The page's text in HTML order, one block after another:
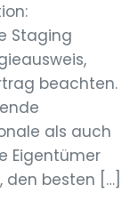
Staging
beachten.
als auch
Eigentümer
den besten […]